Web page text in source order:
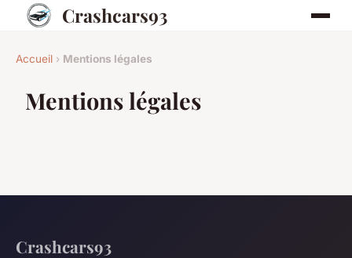
Crashcars93
Accueil › Mentions légales
Mentions légales
Crashcars93